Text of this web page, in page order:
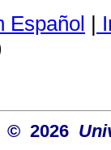
Español |
© 2026